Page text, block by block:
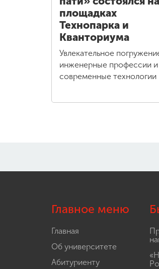
площадках
Технопарка и
Кванториума
Увлекательное
инженерные профессии и
современные технологии
Главное меню
Главная
Об университете
Абитуриенту